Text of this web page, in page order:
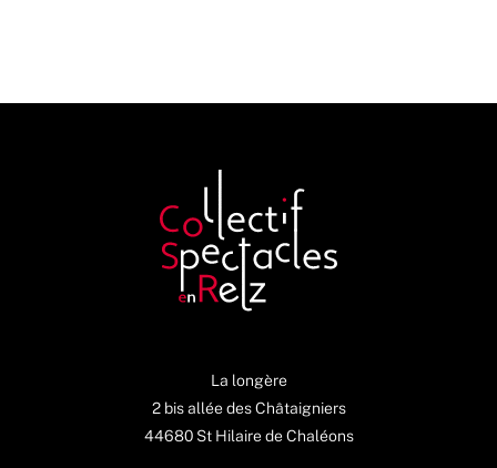
La longère
2 bis allée des Châtaigniers
44680 St Hilaire de Chaléons